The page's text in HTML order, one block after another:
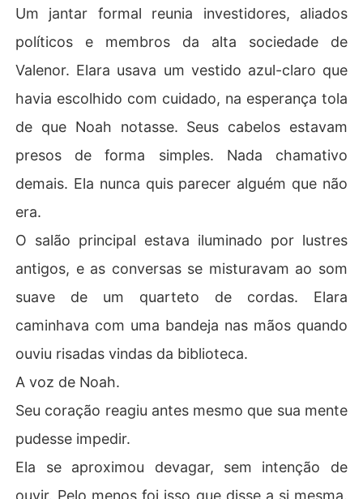
Um jantar formal reunia investidores, aliados
políticos e membros da alta sociedade de
Valenor. Elara usava um vestido azul-claro que
havia escolhido com cuidado, na esperança tola
de que Noah notasse. Seus cabelos estavam
presos de forma simples. Nada chamativo
demais. Ela nunca quis parecer alguém que não
era.
O salão principal estava iluminado por lustres
antigos, e as conversas se misturavam ao som
suave de um quarteto de cordas. Elara
caminhava com uma bandeja nas mãos quando
ouviu risadas vindas da biblioteca.
A voz de Noah.
Seu coração reagiu antes mesmo que sua mente
pudesse impedir.
Ela se aproximou devagar, sem intenção de
ouvir. Pelo menos foi isso que disse a si mesma.